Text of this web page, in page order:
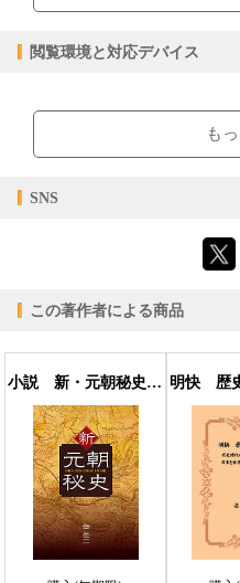
【販売形態】
閲覧環境と対応デバイス
ブラウザビューア・PC版
【対応デバイス】
【PC版ConTenDoビューア】
【モバイルビューア】
も
SNS
この著作者による商品
小説 新・元朝秘史（２版）